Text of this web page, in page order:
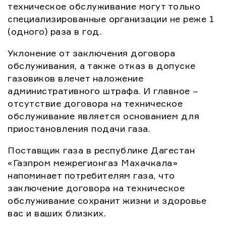
техническое обслуживание могут только
специализированные организации не реже 1
(одного) раза в год.
Уклонение от заключения договора
обслуживания, а также отказ в допуске
газовиков влечет наложение
административного штрафа. И главное –
отсутствие договора на техническое
обслуживание является основанием для
приостановления подачи газа.
Поставщик газа в республике Дагестан
«Газпром межрегионгаз Махачкала»
напоминает потребителям газа, что
заключение договора на техническое
обслуживание сохранит жизни и здоровье
вас и ваших близких.